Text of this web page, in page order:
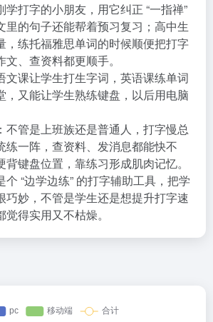
打字的小朋友，用它纠正 “一指禅”
里的句子还能帮着预习复习；高中生
，练托福雅思单词的时候顺便把打字
、查资料都更顺手。
文课让学生打生字词，英语课练单词
，又能让学生熟练键盘，以后用电脑
不管是上班族还是普通人，打字慢总
练一阵，查资料、发消息都能快不
键盘位置，靠练习形成肌肉记忆。
“边学边练” 的打字辅助工具，把学
巧妙，不管是学生还是想提升打字速
得实用又不枯燥。